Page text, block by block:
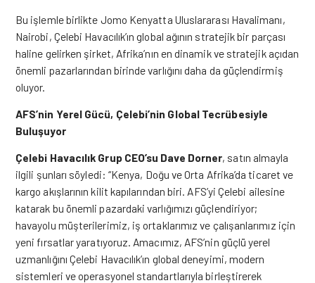
Bu işlemle birlikte Jomo Kenyatta Uluslararası Havalimanı,
Nairobi, Çelebi Havacılık’ın global ağının stratejik bir parçası
haline gelirken şirket, Afrika’nın en dinamik ve stratejik açıdan
önemli pazarlarından birinde varlığını daha da güçlendirmiş
oluyor.
AFS’nin Yerel Gücü, Çelebi’nin Global Tecrübesiyle
Buluşuyor
Çelebi Havacılık Grup CEO’su Dave Dorner, satın almayla
ilgili şunları söyledi: “Kenya, Doğu ve Orta Afrika’da ticaret ve
kargo akışlarının kilit kapılarından biri. AFS’yi Çelebi ailesine
katarak bu önemli pazardaki varlığımızı güçlendiriyor;
havayolu müşterilerimiz, iş ortaklarımız ve çalışanlarımız için
yeni fırsatlar yaratıyoruz. Amacımız, AFS’nin güçlü yerel
uzmanlığını Çelebi Havacılık’ın global deneyimi, modern
sistemleri ve operasyonel standartlarıyla birleştirerek